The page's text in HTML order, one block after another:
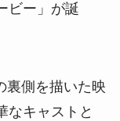
ビー」が誕
裏側を描いた映
なキャストと